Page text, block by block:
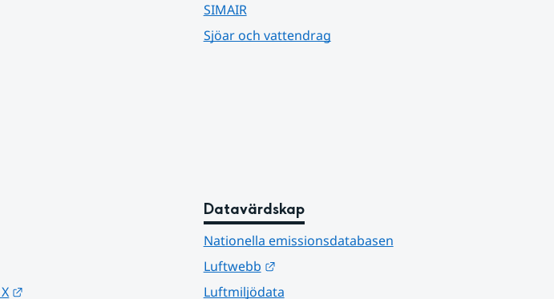
SIMAIR
Sjöar och vattendrag
Datavärdskap
Nationella emissionsdatabasen
Luftwebb
Länk till annan webbplats.
Luftmiljödata